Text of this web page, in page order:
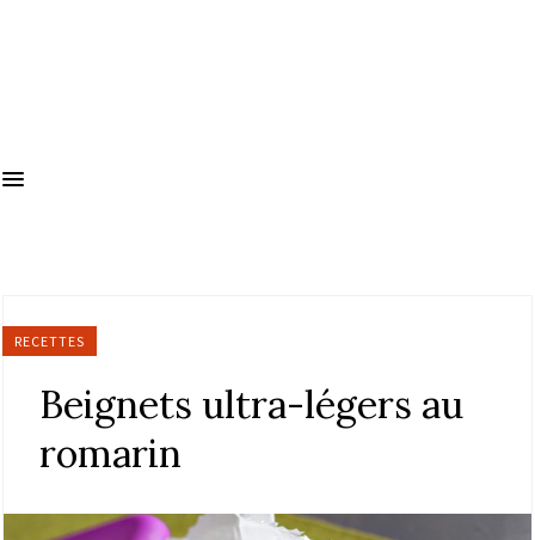
RECETTES
Beignets ultra-légers au
romarin